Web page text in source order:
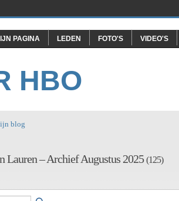
PAGINA LEDEN FOTO'S VIDEO'S
HBO
blog
Lauren – Archief Augustus 2025(125)